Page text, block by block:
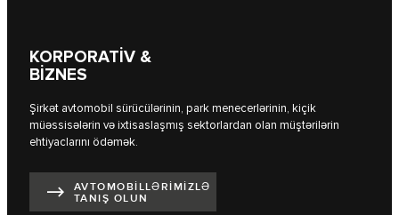
KORPORATİV &
BİZNES
Şirkət avtomobil sürücülərinin, park menecerlərinin, kiçik
müəssisələrin və ixtisaslaşmış sektorlardan olan müştərilərin
ehtiyaclarını ödəmək.
AVTOMOBILLƏRIMIZLƏ
TANIŞ OLUN